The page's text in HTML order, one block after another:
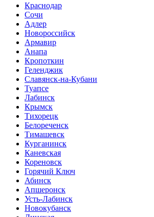
Краснодар
Сочи
Адлер
Новороссийск
Армавир
Анапа
Кропоткин
Геленджик
Славянск-на-Кубани
Туапсе
Лабинск
Крымск
Тихорецк
Белореченск
Тимашевск
Курганинск
Каневская
Кореновск
Горячий Ключ
Абинск
Апшеронск
Усть-Лабинск
Новокубанск